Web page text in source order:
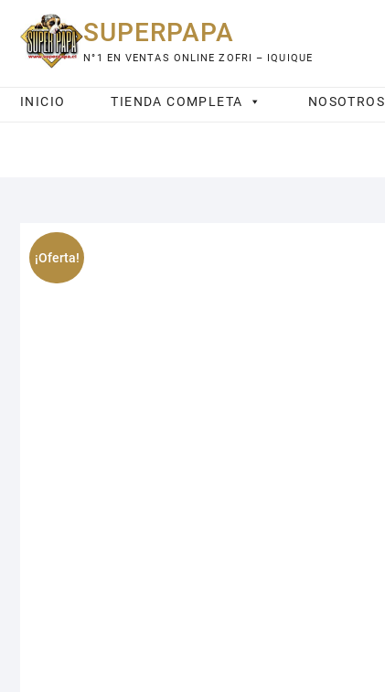
contenido
SUPERPAPA
N°1 EN VENTAS ONLINE ZOFRI – IQUIQUE
INICIO TIENDA COMPLETA NOSOTROS
¡Oferta!